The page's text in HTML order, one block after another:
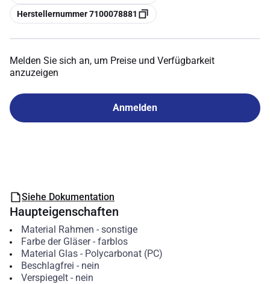
Kopieren
Herstellernummer 7100078881
Melden Sie sich an, um Preise und Verfügbarkeit
anzuzeigen
Anmelden
Siehe Dokumentation
Haupteigenschaften
Material Rahmen - sonstige
Farbe der Gläser- farblos
Material Glas- Polycarbonat (PC)
Beschlagfrei - nein
Verspiegelt- nein